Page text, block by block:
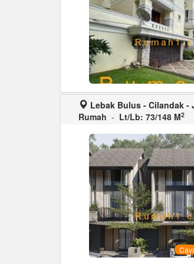
Lebak Bulus - Cilandak -
Rumah - Lt/Lb: 73/148 M2